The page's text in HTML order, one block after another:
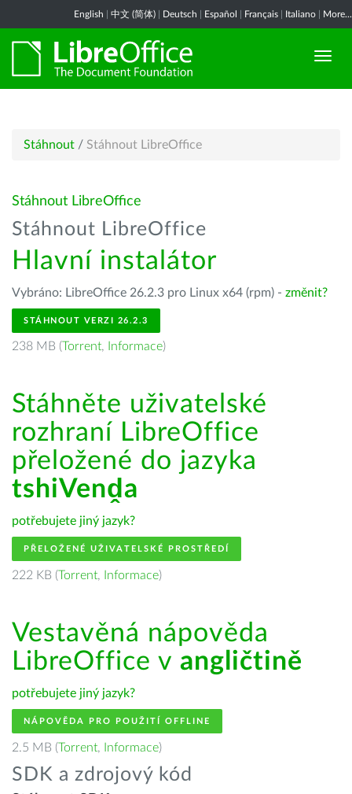
English 中文 (简体) Deutsch Español Français Italiano More...
Stáhnout / Stáhnout LibreOffice
Stáhnout LibreOffice
Stáhnout LibreOffice
Hlavní instalátor
Vybráno: LibreOffice 26.2.3 pro Linux x64 (rpm) - změnit?
STÁHNOUT VERZI 26.2.3
238 MB (Torrent, Informace)
Stáhněte uživatelské
rozhraní LibreOffice
přeložené do jazyka
tshiVenḓa
potřebujete jiný jazyk?
PŘELOŽENÉ UŽIVATELSKÉ PROSTŘEDÍ
222 KB (Torrent, Informace)
Vestavěná nápověda
LibreOffice v angličtině
potřebujete jiný jazyk?
NÁPOVĚDA PRO POUŽITÍ OFFLINE
2.5 MB (Torrent, Informace)
SDK a zdrojový kód